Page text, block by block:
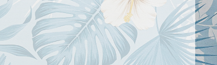
LINHA DECORELLI ARTE NV BRANCO